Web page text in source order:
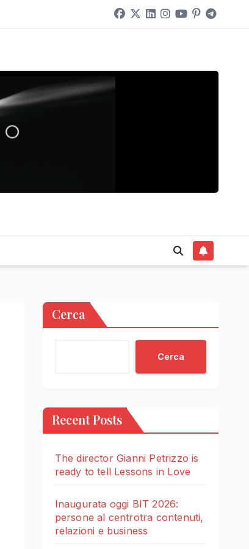
Cerca
Cerca
Recent Posts
The director Gianni Petrizzo is
ready to tell Lessons in Love
Inaugurata oggi BIT 2026:
persone al centrotra contenuti,
relazioni e business